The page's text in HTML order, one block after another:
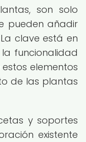
son solo
pueden añadir
clave está en
funcionalidad
elementos
de las plantas
y soportes
existente